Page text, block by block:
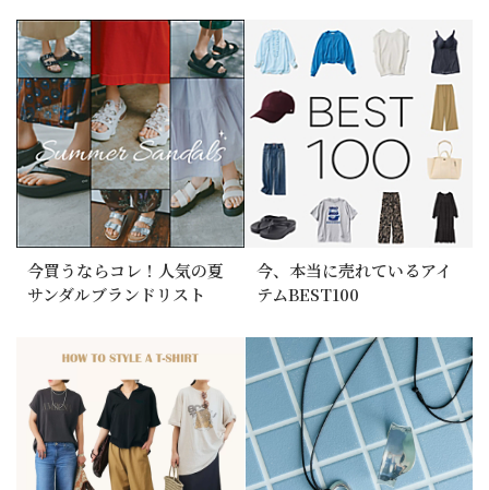
今買うならコレ！人気の夏
サンダルブランドリスト
今、本当に売れているアイ
テムBEST100